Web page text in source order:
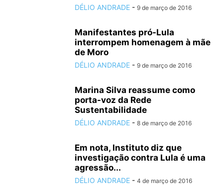
DÉLIO ANDRADE - 9 de março de 2016
Manifestantes pró-Lula
interrompem homenagem à mãe
de Moro
DÉLIO ANDRADE - 9 de março de 2016
Marina Silva reassume como
porta-voz da Rede
Sustentabilidade
DÉLIO ANDRADE - 8 de março de 2016
Em nota, Instituto diz que
investigação contra Lula é uma
agressão...
DÉLIO ANDRADE - 4 de março de 2016